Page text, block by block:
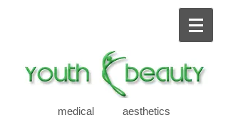
medical aesthetics